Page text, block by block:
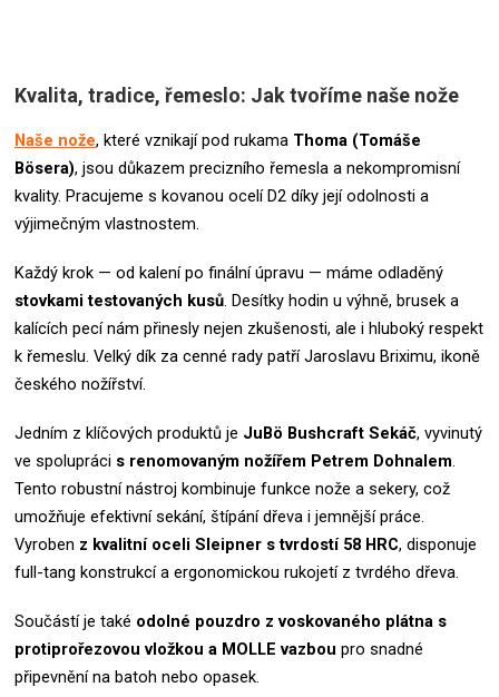
Kvalita, tradice, řemeslo: Jak tvoříme naše nože
Naše nože, které vznikají pod rukama Thoma (Tomáše
Bösera), jsou důkazem precizního řemesla a nekompromisní
kvality. Pracujeme s kovanou ocelí D2 díky její odolnosti a
výjimečným vlastnostem.
Každý krok — od kalení po finální úpravu — máme odladěný
stovkami testovaných kusů. Desítky hodin u výhně, brusek a
kalících pecí nám přinesly nejen zkušenosti, ale i hluboký respekt
k řemeslu. Velký dík za cenné rady patří Jaroslavu Briximu, ikoně
českého nožířství.
Jedním z klíčových produktů je JuBö Bushcraft Sekáč, vyvinutý
ve spolupráci s renomovaným nožířem Petrem Dohnalem.
Tento robustní nástroj kombinuje funkce nože a sekery, což
umožňuje efektivní sekání, štípání dřeva i jemnější práce.
Vyroben z kvalitní oceli Sleipner s tvrdostí 58 HRC, disponuje
full-tang konstrukcí a ergonomickou rukojetí z tvrdého dřeva.
Součástí je také odolné pouzdro z voskovaného plátna s
protiprořezovou vložkou a MOLLE vazbou pro snadné
připevnění na batoh nebo opasek.